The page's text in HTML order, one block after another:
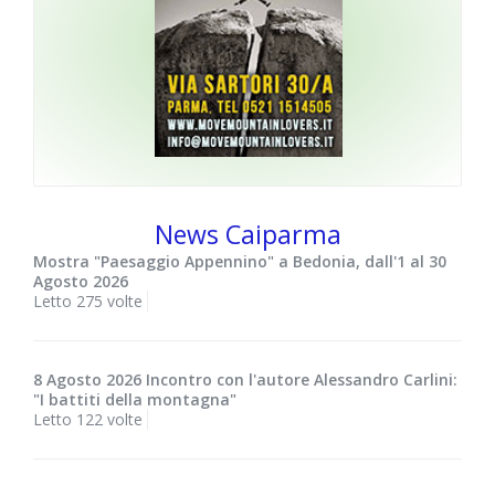
News Caiparma
Mostra "Paesaggio Appennino" a Bedonia, dall'1 al 30
Agosto 2026
Letto 275 volte
8 Agosto 2026 Incontro con l'autore Alessandro Carlini:
"I battiti della montagna"
Letto 122 volte